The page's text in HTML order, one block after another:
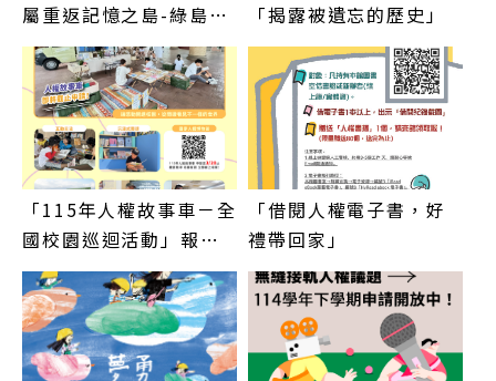
屬重返記憶之島-綠島
(活動時間
115/5/16~5/18)
「揭露被遺忘的歷史」
「115年人權故事車－全
國校園巡迴活動」報
名！
「借閱人權電子書，好
禮帶回家」